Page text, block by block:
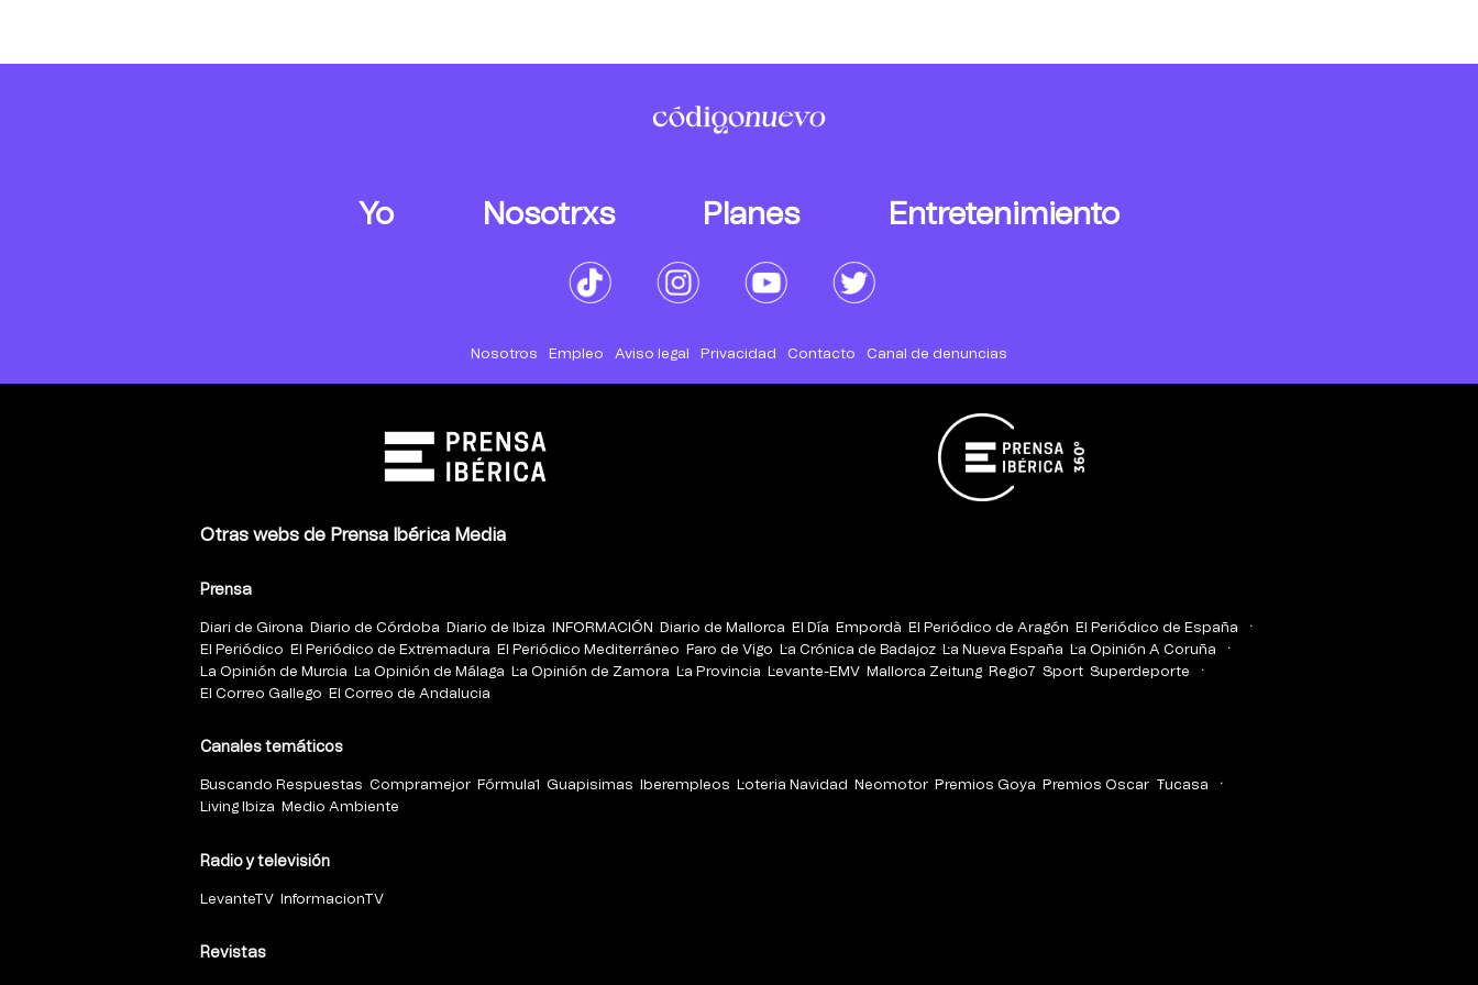
Yo Nosotrxs Planes Entretenimiento
Nosotros Empleo Aviso legal Privacidad Contacto Canal de denuncias
Otras webs de Prensa Ibérica Media
Prensa
Diari de Girona Diario de Córdoba Diario de Ibiza INFORMACIÓN Diario de Mallorca El Día Empordà El Periódico de Aragón
El Periódico de España
El Periódico
El Periódico de Extremadura El Periódico Mediterráneo Faro de Vigo La Crónica de Badajoz La Nueva España
La Opinión A Coruña
La Opinión de Murcia
La Opinión de Málaga La Opinión de Zamora La Provincia Levante-EMV Mallorca Zeitung Regio7 Sport Superdeporte
El Correo Gallego
El Correo de Andalucia
Canales temáticos
Buscando Respuestas Compramejor Fórmula1 Guapisimas Iberempleos Loteria Navidad Neomotor Premios Goya Premios Oscar
Tucasa
Living Ibiza
Medio Ambiente
Radio y televisión
LevanteTV InformacionTV
Revistas